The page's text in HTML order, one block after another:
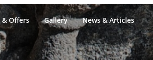
& Offers Gallery News & Articles